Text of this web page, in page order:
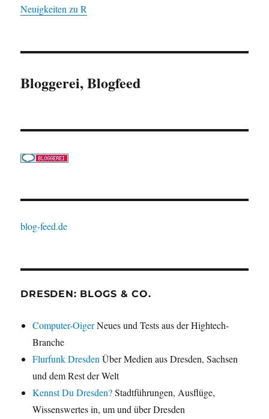
Neuigkeiten zu R
Bloggerei, Blogfeed
blog-feed.de
DRESDEN: BLOGS & CO.
Computer-OigerNeues und Tests aus der Hightech-
Branche
Flurfunk DresdenÜber Medien aus Dresden, Sachsen
und dem Rest der Welt
Kennst Du Dresden?Stadtführungen, Ausflüge,
Wissenswertes in, um und über Dresden